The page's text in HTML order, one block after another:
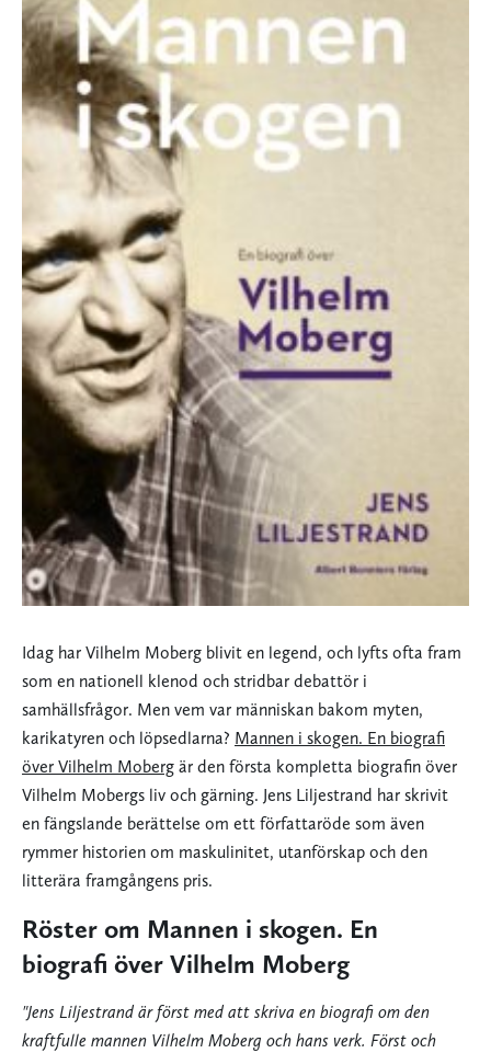
Idag har Vilhelm Moberg blivit en legend, och lyfts ofta fram
som en nationell klenod och stridbar debattör i
samhällsfrågor. Men vem var människan bakom myten,
karikatyren och löpsedlarna? Mannen i skogen. En biografi
över Vilhelm Moberg är den första kompletta biografin över
Vilhelm Mobergs liv och gärning. Jens Liljestrand har skrivit
en fängslande berättelse om ett författaröde som även
rymmer historien om maskulinitet, utanförskap och den
litterära framgångens pris.
Röster om Mannen i skogen. En
biografi över Vilhelm Moberg
"Jens Liljestrand är först med att skriva en biografi om den
kraftfulle mannen Vilhelm Moberg och hans verk. Först och